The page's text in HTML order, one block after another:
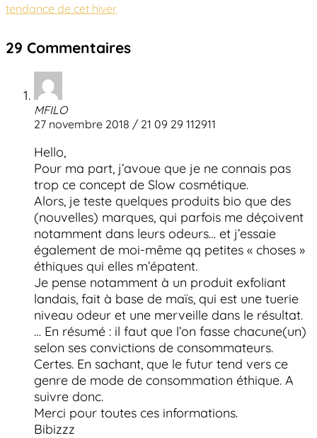
tendance de cet hiver
29 Commentaires
MFILO
27 novembre 2018 / 21 09 29 112911
Hello,
Pour ma part, j’avoue que je ne connais pas
trop ce concept de Slow cosmétique.
Alors, je teste quelques produits bio que des
(nouvelles) marques, qui parfois me déçoivent
notamment dans leurs odeurs… et j’essaie
également de moi-même qq petites « choses »
éthiques qui elles m’épatent.
Je pense notamment à un produit exfoliant
landais, fait à base de maïs, qui est une tuerie
niveau odeur et une merveille dans le résultat.
… En résumé : il faut que l’on fasse chacune(un)
selon ses convictions de consommateurs.
Certes. En sachant, que le futur tend vers ce
genre de mode de consommation éthique. A
suivre donc.
Merci pour toutes ces informations.
Bibizzz